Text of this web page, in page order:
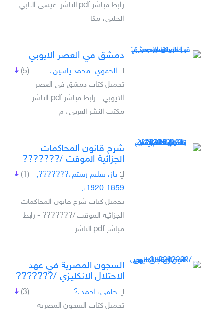
رابط مباشر pdf الناشر: عيسى البابي
الحلبي، مكا
دمشق في العصر الايوبي
(5) لـِ: الحموي، محمد ياسين،
تحميل كتاب دمشق في العصر
الايوبي - رابط مباشر pdf الناشر:
مكتب النشر العربي، م
شرح قانون المحاكمات
الجزائية الموقت /???????
(1) لـِ: باز، سليم رستم،???????,
1859-1920،,
تحميل كتاب شرح قانون المحاكمات
الجزائية الموقت /??????? - رابط
مباشر pdf الناشر:
السجون المصرية في عهد
الاحتلال الانكليزي /???????
(3) لـِ: حلمي، احمد،?
تحميل كتاب السجون المصرية